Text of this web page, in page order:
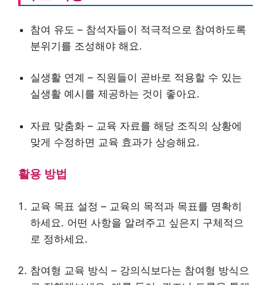
참여 유도 – 참석자들이 적극적으로 참여하도록
분위기를 조성해야 해요.
실생활 연계 – 직원들이 곧바로 적용할 수 있는
실생활 예시를 제공하는 것이 좋아요.
자료 맞춤화 – 교육 자료를 해당 조직의 상황에
맞게 수정하면 교육 효과가 상승해요.
활용 방법
교육 목표 설정 – 교육의 목적과 목표를 명확히
하세요. 어떤 사항을 알려주고 싶은지 구체적으
로 정하세요.
참여형 교육 방식 – 강의식보다는 참여형 방식으